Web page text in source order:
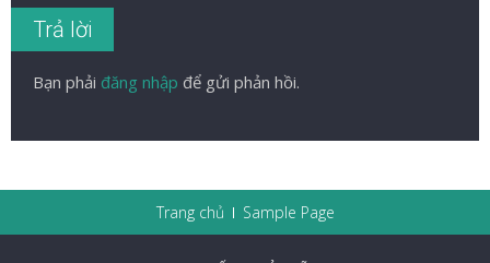
Trả lời
Bạn phải đăng nhập để gửi phản hồi.
Trang chủ Sample Page